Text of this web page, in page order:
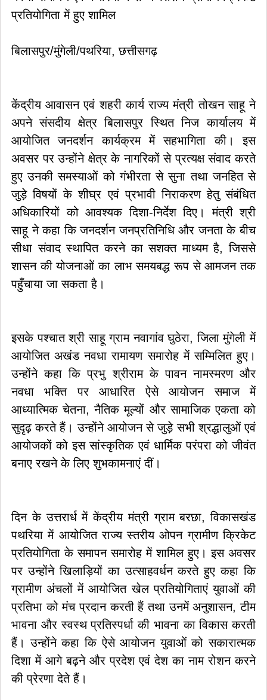
प्रतियोगिता में हुए शामिल
बिलासपुर/मुंगेली/पथरिया, छत्तीसगढ़
केंद्रीय आवासन एवं शहरी कार्य राज्य मंत्री तोखन साहू ने
अपने संसदीय क्षेत्र बिलासपुर स्थित निज कार्यालय में
आयोजित जनदर्शन कार्यक्रम में सहभागिता की। इस
अवसर पर उन्होंने क्षेत्र के नागरिकों से प्रत्यक्ष संवाद करते
हुए उनकी समस्याओं को गंभीरता से सुना तथा जनहित से
जुड़े विषयों के शीघ्र एवं प्रभावी निराकरण हेतु संबंधित
अधिकारियों को आवश्यक दिशा-निर्देश दिए। मंत्री श्री
साहू ने कहा कि जनदर्शन जनप्रतिनिधि और जनता के बीच
सीधा संवाद स्थापित करने का सशक्त माध्यम है, जिससे
शासन की योजनाओं का लाभ समयबद्ध रूप से आमजन तक
पहुँचाया जा सकता है।
इसके पश्चात श्री साहू ग्राम नवागांव घुठेरा, जिला मुंगेली में
आयोजित अखंड नवधा रामायण समारोह में सम्मिलित हुए।
उन्होंने कहा कि प्रभु श्रीराम के पावन नामस्मरण और
नवधा भक्ति पर आधारित ऐसे आयोजन समाज में
आध्यात्मिक चेतना, नैतिक मूल्यों और सामाजिक एकता को
सुदृढ़ करते हैं। उन्होंने आयोजन से जुड़े सभी श्रद्धालुओं एवं
आयोजकों को इस सांस्कृतिक एवं धार्मिक परंपरा को जीवंत
बनाए रखने के लिए शुभकामनाएं दीं।
दिन के उत्तरार्ध में केंद्रीय मंत्री ग्राम बरछा, विकासखंड
पथरिया में आयोजित राज्य स्तरीय ओपन ग्रामीण क्रिकेट
प्रतियोगिता के समापन समारोह में शामिल हुए। इस अवसर
पर उन्होंने खिलाड़ियों का उत्साहवर्धन करते हुए कहा कि
ग्रामीण अंचलों में आयोजित खेल प्रतियोगिताएं युवाओं की
प्रतिभा को मंच प्रदान करती हैं तथा उनमें अनुशासन, टीम
भावना और स्वस्थ प्रतिस्पर्धा की भावना का विकास करती
हैं। उन्होंने कहा कि ऐसे आयोजन युवाओं को सकारात्मक
दिशा में आगे बढ़ने और प्रदेश एवं देश का नाम रोशन करने
की प्रेरणा देते हैं।